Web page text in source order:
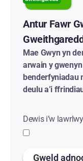
Antur Fawr
Mae Gwyn yn
arwain y
benderfyniadau
deulu a’i
Dewis i’w
Gweld